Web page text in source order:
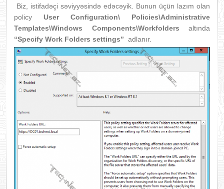
Biz, istifadəçi səviyyəsində edəcəyik. Bunun üçün lazım olan
policy User Configuration\ Policies\Administrative
Templates\Windows Components\Workfolders altında
“Specify Work Folders settings” adlanır.